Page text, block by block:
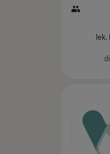
lek.